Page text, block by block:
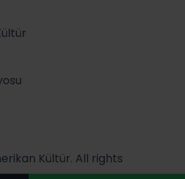
Kültür. All rights